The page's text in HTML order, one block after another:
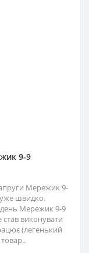
9-9
Мережик 9-
швидко.
Мережик 9-9
виконувати
(легенький